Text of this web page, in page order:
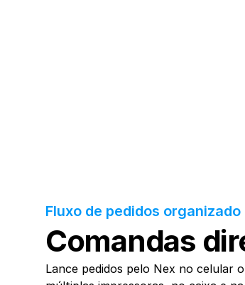
Fluxo de pedidos organizado
Comandas
Lance pedidos pelo Nex no celular